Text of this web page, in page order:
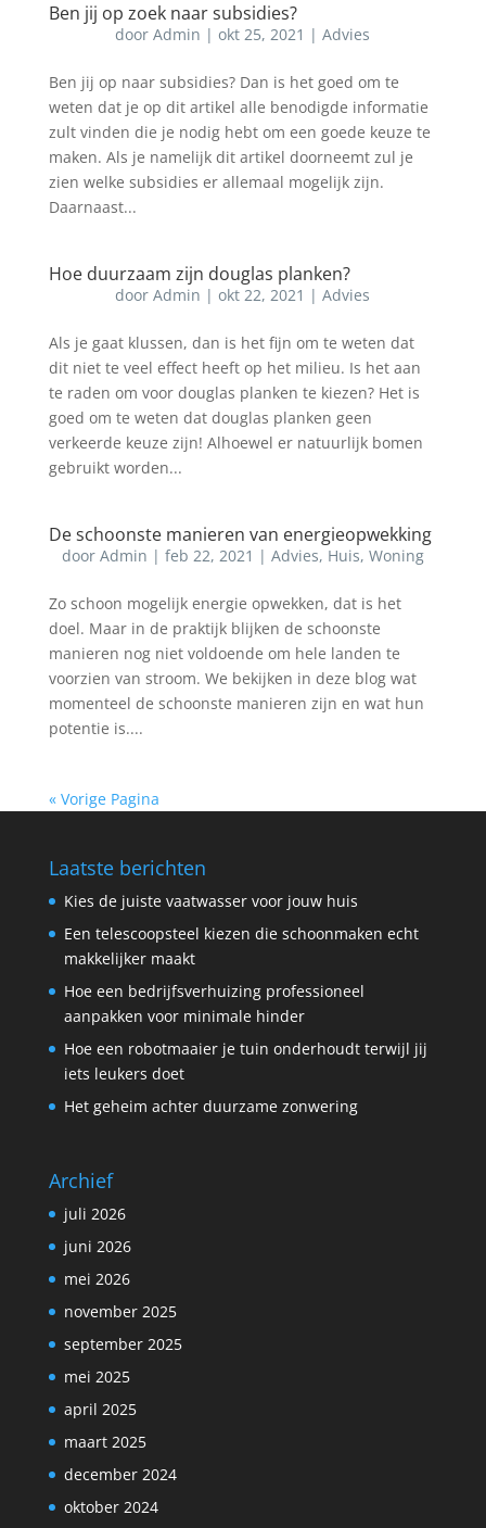
Ben jij op zoek naar subsidies?
doorAdmin |okt 25, 2021 |Advies
Ben jij op naar subsidies? Dan is het goed om te
weten dat je op dit artikel alle benodigde informatie
zult vinden die je nodig hebt om een goede keuze te
maken. Als je namelijk dit artikel doorneemt zul je
zien welke subsidies er allemaal mogelijk zijn.
Daarnaast...
Hoe duurzaam zijn douglas planken?
doorAdmin |okt 22, 2021 |Advies
Als je gaat klussen, dan is het fijn om te weten dat
dit niet te veel effect heeft op het milieu. Is het aan
te raden om voor douglas planken te kiezen? Het is
goed om te weten dat douglas planken geen
verkeerde keuze zijn! Alhoewel er natuurlijk bomen
gebruikt worden...
De schoonste manieren van energieopwekking
door Admin | feb 22, 2021 | Advies, Huis, Woning
Zo schoon mogelijk energie opwekken, dat is het
doel. Maar in de praktijk blijken de schoonste
manieren nog niet voldoende om hele landen te
voorzien van stroom. We bekijken in deze blog wat
momenteel de schoonste manieren zijn en wat hun
potentie is....
« Vorige Pagina
Laatste berichten
Kies de juiste vaatwasser voor jouw huis
Een telescoopsteel kiezen die schoonmaken echt
makkelijker maakt
Hoe een bedrijfsverhuizing professioneel
aanpakken voor minimale hinder
Hoe een robotmaaier je tuin onderhoudt terwijl jij
iets leukers doet
Het geheim achter duurzame zonwering
Archief
juli 2026
juni 2026
mei 2026
november 2025
september 2025
mei 2025
april 2025
maart 2025
december 2024
oktober 2024